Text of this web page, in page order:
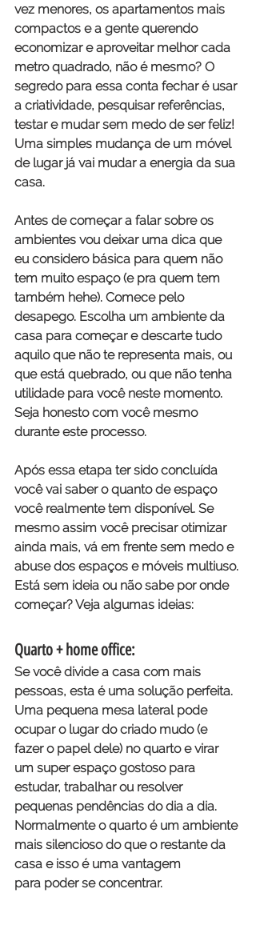
vez menores, os apartamentos mais
compactos e a gente querendo
economizar e aproveitar melhor cada
metro quadrado, não é mesmo? O
segredo para essa conta fechar é usar
a criatividade, pesquisar referências,
testar e mudar sem medo de ser feliz!
Uma simples mudança de um móvel
de lugar já vai mudar a energia da sua
casa.
Antes de começar a falar sobre os
ambientes vou deixar uma dica que
eu considero básica para quem não
tem muito espaço (e pra quem tem
também hehe). Comece pelo
desapego. Escolha um ambiente da
casa para começar e descarte tudo
aquilo que não te representa mais, ou
que está quebrado, ou que não tenha
utilidade para você neste momento.
Seja honesto com você mesmo
durante este processo.
Após essa etapa ter sido concluída
você vai saber o quanto de espaço
você realmente tem disponível. Se
mesmo assim você precisar otimizar
ainda mais, vá em frente sem medo e
abuse dos espaços e móveis multiuso.
Está sem ideia ou não sabe por onde
começar? Veja algumas ideias:
Quarto + home office:
Se você divide a casa com mais
pessoas, esta é uma solução perfeita.
Uma pequena mesa lateral pode
ocupar o lugar do criado mudo (e
fazer o papel dele) no quarto e virar
um super espaço gostoso para
estudar, trabalhar ou resolver
pequenas pendências do dia a dia.
Normalmente o quarto é um ambiente
mais silencioso do que o restante da
casa e isso é uma vantagem
para poder se concentrar.